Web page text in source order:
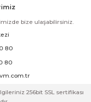
bize ulaşabilirsiniz.
80
80
256bit SSL sertifikası